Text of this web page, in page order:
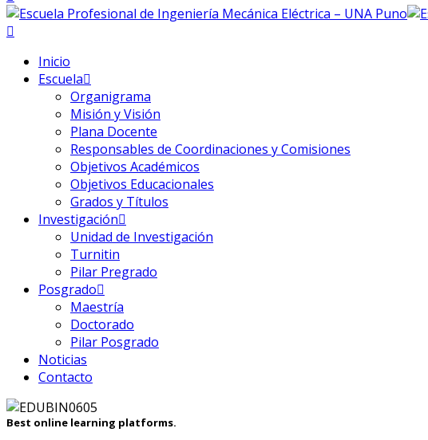
Inicio
Escuela
Organigrama
Misión y Visión
Plana Docente
Responsables de Coordinaciones y Comisiones
Objetivos Académicos
Objetivos Educacionales
Grados y Títulos
Investigación
Unidad de Investigación
Turnitin
Pilar Pregrado
Posgrado
Maestría
Doctorado
Pilar Posgrado
Noticias
Contacto
Best online learning platforms.